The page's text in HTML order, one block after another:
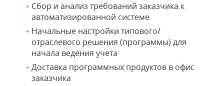
Сбор и анализ требований заказчика к
автоматизированной системе
Начальные настройки типового/
отраслевого решения (программы) для
начала ведения учета
Доставка программных продуктов в офис
заказчика